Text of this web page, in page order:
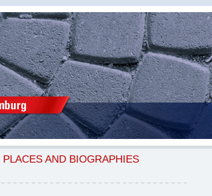
AND BIOGRAPHIES